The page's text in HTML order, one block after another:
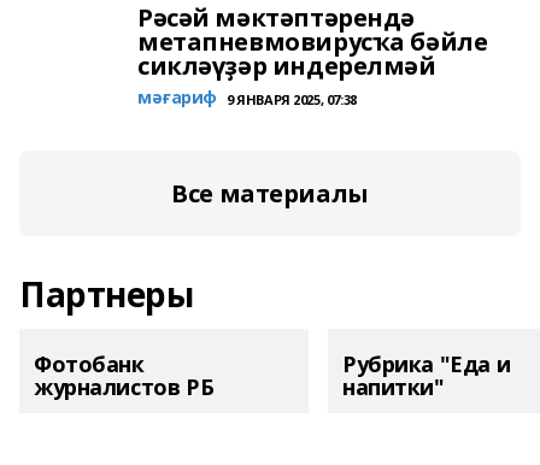
Рәсәй мәктәптәрендә
метапневмовирусҡа бәйле
сикләүҙәр индерелмәй
мәғариф 9 ЯНВАРЯ 2025, 07:38
Все материалы
Партнеры
Фотобанк
журналистов РБ
Рубрика "Еда и
напитки"